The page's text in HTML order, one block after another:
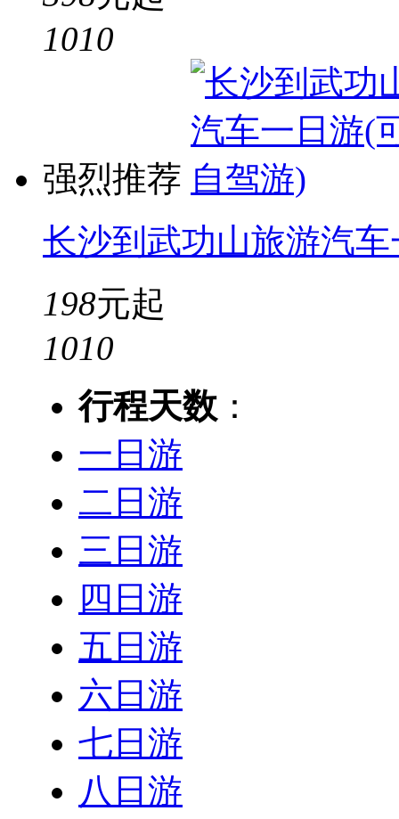
1010
强烈推荐
长沙到武功山旅游汽
198元起
1010
行程天数 ：
一日游
二日游
三日游
四日游
五日游
六日游
七日游
八日游